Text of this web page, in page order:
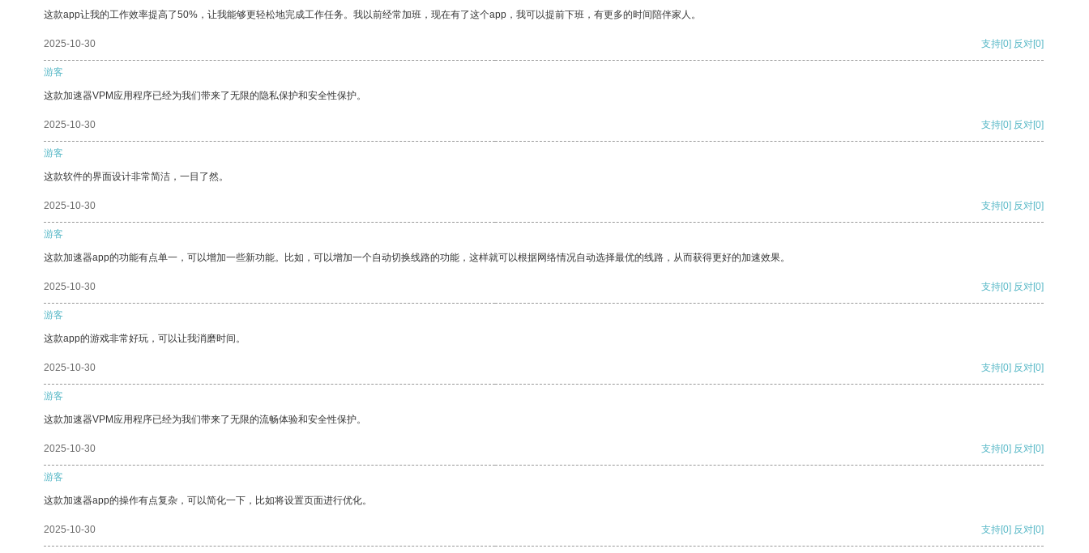
这款app让我的工作效率提高了50%，让我能够更轻松地完成工作任务。我以前经常加班，现在有了这个app，我可以提前下班，有更多的时间陪伴家人。
2025-10-30 支持[0] 反对[0]
游客
这款加速器VPM应用程序已经为我们带来了无限的隐私保护和安全性保护。
2025-10-30 支持[0] 反对[0]
游客
这款软件的界面设计非常简洁，一目了然。
2025-10-30 支持[0] 反对[0]
游客
这款加速器app的功能有点单一，可以增加一些新功能。比如，可以增加一个自动切换线路的功能，这样就可以根据网络情况自动选择最优的线路，从而获得更好的加速效果。
2025-10-30 支持[0] 反对[0]
游客
这款app的游戏非常好玩，可以让我消磨时间。
2025-10-30 支持[0] 反对[0]
游客
这款加速器VPM应用程序已经为我们带来了无限的流畅体验和安全性保护。
2025-10-30 支持[0] 反对[0]
游客
这款加速器app的操作有点复杂，可以简化一下，比如将设置页面进行优化。
2025-10-30 支持[0] 反对[0]